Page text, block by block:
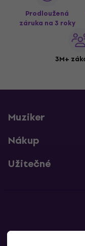
Prodloužená
záruka na 3 roky
3M+
Muziker
Nákup
Užitečné